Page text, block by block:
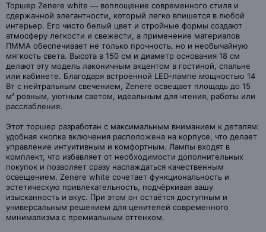
Торшер Zenere white — воплощение современного стиля и
сдержанной элегантности, который легко впишется в любой
интерьер. Его чисто белый цвет и стройные формы создают
атмосферу легкости и свежести, а применение материалов
ПММА обеспечивает не только прочность, но и необычайную
мягкость света. Высота в 150 см и диаметр основания 18 см
делают эту модель лаконичным акцентом в гостиной, спальне
или кабинете. Благодаря встроенной LED-лампе мощностью 14
Вт с нейтральным свечением, Zenere освещает площадь до 15
м² ровным, уютным светом, идеальным для чтения, работы или
расслабления.
Этот торшер разработан с максимальным вниманием к деталям:
удобная кнопка включения расположена на корпусе, что делает
управление интуитивным и комфортным. Лампы входят в
комплект, что избавляет от необходимости дополнительных
покупок и позволяет сразу наслаждаться качественным
освещением. Zenere white сочетает функциональность и
эстетическую привлекательность, подчёркивая вашу
изысканность и вкус. При этом он остаётся доступным и
универсальным решением для ценителей современного
минимализма с премиальным оттенком.